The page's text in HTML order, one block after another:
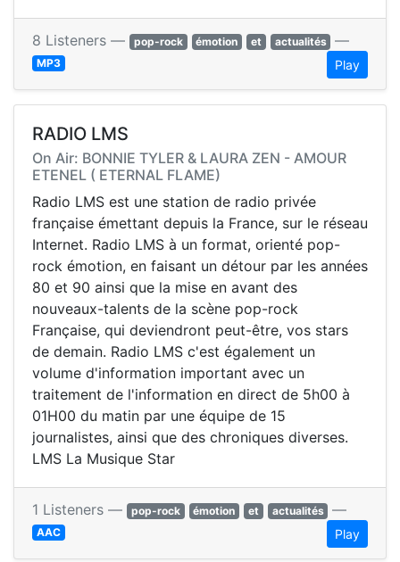
8 Listeners — pop-rock émotion et actualités —
MP3 Play
RADIO LMS
On Air: BONNIE TYLER & LAURA ZEN - AMOUR
ETENEL ( ETERNAL FLAME)
Radio LMS est une station de radio privée
française émettant depuis la France, sur le réseau
Internet. Radio LMS à un format, orienté pop-
rock émotion, en faisant un détour par les années
80 et 90 ainsi que la mise en avant des
nouveaux-talents de la scène pop-rock
Française, qui deviendront peut-être, vos stars
de demain. Radio LMS c'est également un
volume d'information important avec un
traitement de l'information en direct de 5h00 à
01H00 du matin par une équipe de 15
journalistes, ainsi que des chroniques diverses.
LMS La Musique Star
1 Listeners — pop-rock émotion et actualités —
AAC Play